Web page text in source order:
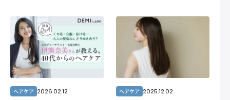
ヘアケア 2026.02.12 ヘアケア 2025.12.02